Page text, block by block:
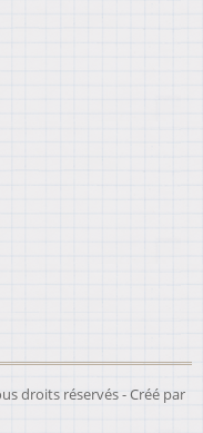
droits réservés - Créé par